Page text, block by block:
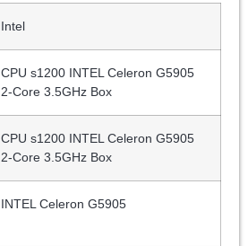
Intel
CPU s1200 INTEL Celeron G5905
2-Core 3.5GHz Box
CPU s1200 INTEL Celeron G5905
2-Core 3.5GHz Box
INTEL Celeron G5905